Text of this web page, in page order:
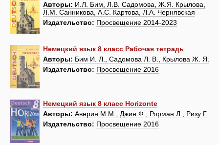
Авторы: И.Л. Бим, Л.В. Садомова, Ж.Я. Крылова,
Л.М. Санникова, А.С. Картова, Л.А. Чернявская
Издательство: Просвещение 2014-2023
Немецкий язык 8 класс Рабочая тетрадь
Авторы: Бим И. Л., Садомова Л. В., Крылова Ж. Я.
Издательство: Просвещение 2016
Немецкий язык 8 класс Horizonte
Авторы: Аверин М.М., Джин Ф., Рорман Л., Ризу Г.
Издательство: Просвещение 2016